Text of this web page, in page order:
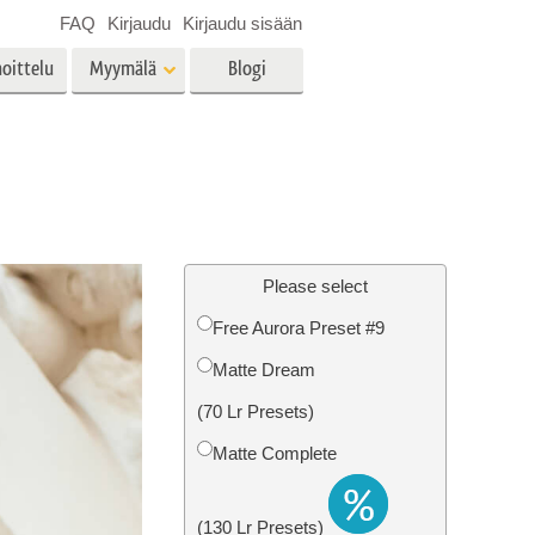
muokkaus
Valokuvan restaurointi
Myymälä
videopeittokuvat
Blogi
FAQ Kirjaudu Kirjaudu sisään
Please select
Free Aurora Preset #9
Matte Dream
(70 Lr Presets)
Matte Complete
(130 Lr Presets)